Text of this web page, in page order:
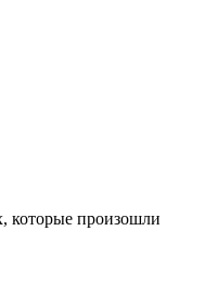
которые произошли